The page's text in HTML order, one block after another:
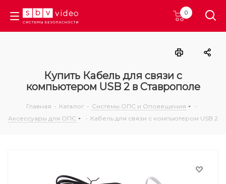
0
Купить Кабель для связи с
компьютером USB 2 в Ставрополе
Главная - Каталог - Системы ОПС и Оповещения
-
Аксессуары для ОПС
- Кабель для связи с компьютером USB 2